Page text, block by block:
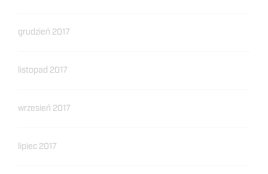
grudzień 2017
listopad 2017
wrzesień 2017
lipiec 2017